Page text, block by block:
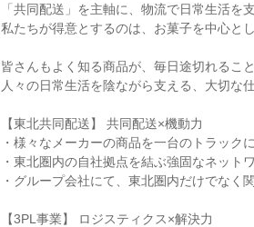
「共同配送」を主軸に、物流で日常生活を
私たちが得意とするのは、お菓子を中心と
皆さんもよく知る商品が、毎日途切れるこ
人々の日常生活を陰ながら支える、大切な
【東北共同配送】 共同配送×機動力
・様々なメーカーの商品を一台のトラック
・東北圏内の自社拠点を結ぶ強固なネット
・グループ会社にて、東北圏内だけでなく
【3PL事業】 ロジスティクス×解決力